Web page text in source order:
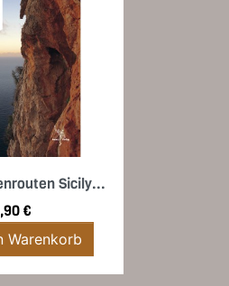
Sicily...
€
Warenkorb